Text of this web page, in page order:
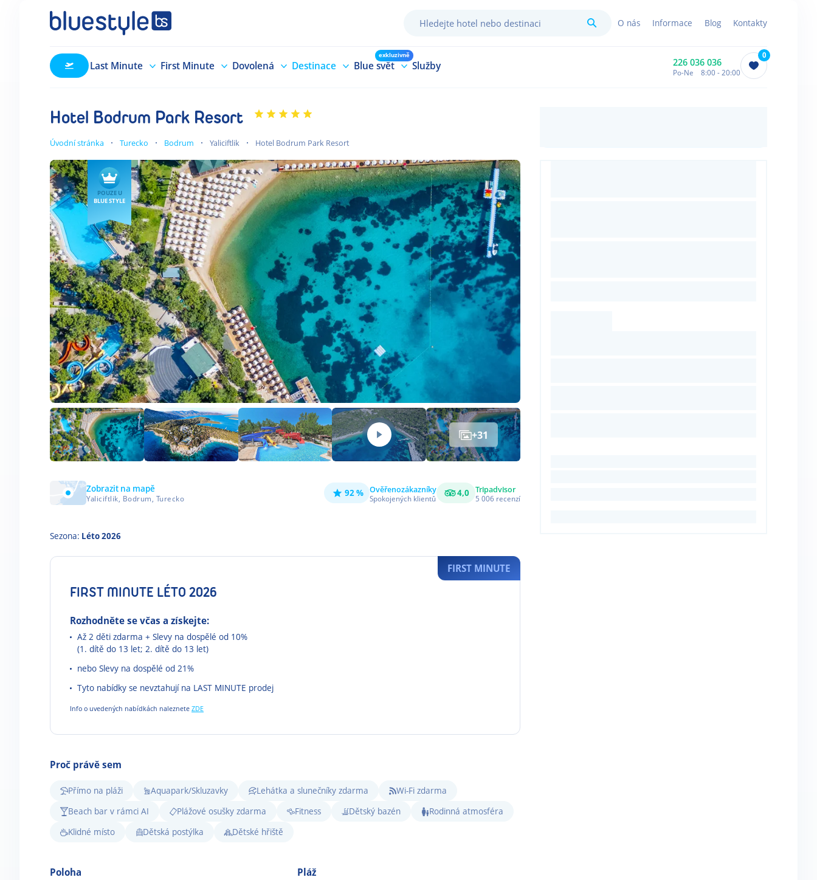
HledatO nás Informace Blog Kontakty
Last Minute First Minute Dovolená Destinace Blue svět
exkluzivně
Služby 226 036 036
Po-Ne 8:00 - 20:00
0
Hotel Bodrum Park Resort
Úvodní stránka Turecko Bodrum Yaliciftlik Hotel Bodrum Park Resort
POUZE U
BLUE STYLE
+31
Zobrazit na mapě
Yaliciftlik, Bodrum, Turecko 92 % Ověřenozákazníky
Spokojených klientů 4,0 Tripadvisor
5 006 recenzí
Sezona: Léto 2026
FIRST MINUTE LÉTO 2026
Rozhodněte se včas a získejte:
Až 2 děti zdarma + Slevy na dospělé od 10%
(1. dítě do 13 let; 2. dítě do 13 let)
nebo Slevy na dospělé od 21%
Tyto nabídky se nevztahují na LAST MINUTE prodej
Info o uvedených nabídkách naleznete ZDE
FIRST MINUTE
Proč právě sem
Přímo na pláži Aquapark/Skluzavky Lehátka a slunečníky zdarma
Wi-Fi zdarma
Beach bar v rámci AI
Plážové osušky zdarma Fitness Dětský bazén
Rodinná atmosféra
Klidné místo
Dětská postýlka Dětské hřiště
Poloha Pláž